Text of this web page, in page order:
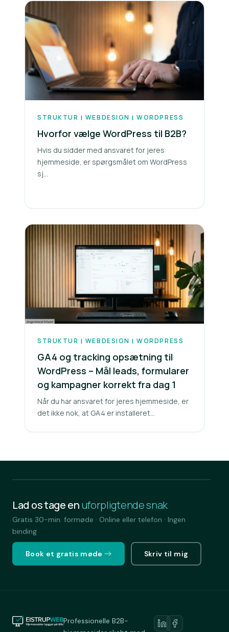
STRUKTUR | WEBDESIGN |WORDPRESS
Hvorfor vælge WordPress til B2B?
Hvis du sidder med ansvaret for jeres
hjemmeside, er spørgsmålet om WordPress
sj...
STRUKTUR | WEBDESIGN |WORDPRESS
GA4 og tracking opsætning til
WordPress – Mål leads, formularer
og kampagner korrekt fra dag 1
Når du har ansvaret for jeres hjemmeside, er
det ikke nok, at GA4 er installeret...
Lad os tage enuforpligtende snak
Gratis 30-min. formøde · Online eller telefon · Ingen
binding
Book et gratis møde Skriv til mig
Professionelle B2B-